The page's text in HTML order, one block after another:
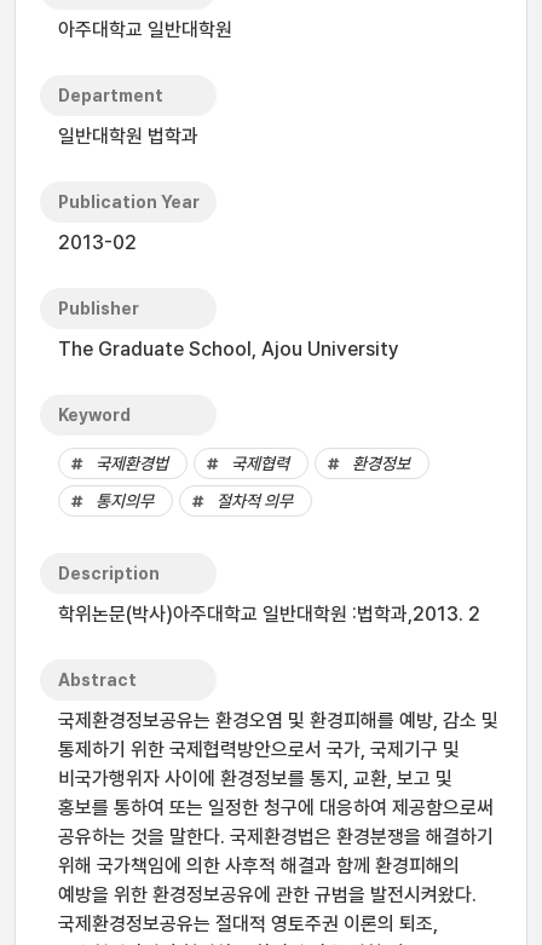
아주대학교 일반대학원
Department
일반대학원 법학과
Publication Year
2013-02
Publisher
The Graduate School, Ajou University
Keyword
국제환경법 국제협력
환경정보
통지의무
절차적 의무
Description
학위논문(박사)아주대학교 일반대학원 :법학과,2013. 2
Abstract
국제환경정보공유는 환경오염 및 환경피해를 예방, 감소 및
통제하기 위한 국제협력방안으로서 국가, 국제기구 및
비국가행위자 사이에 환경정보를 통지, 교환, 보고 및
홍보를 통하여 또는 일정한 청구에 대응하여 제공함으로써
공유하는 것을 말한다. 국제환경법은 환경분쟁을 해결하기
위해 국가책임에 의한 사후적 해결과 함께 환경피해의
예방을 위한 환경정보공유에 관한 규범을 발전시켜왔다.
국제환경정보공유는 절대적 영토주권 이론의 퇴조,